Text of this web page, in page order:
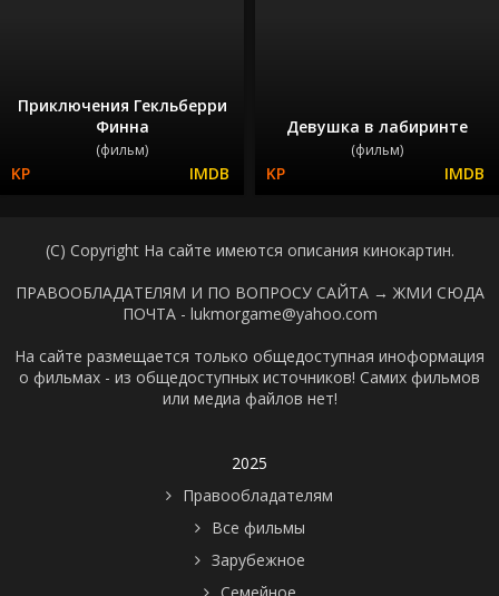
Приключения Гекльберри
Финна
(фильм)
Девушка в лабиринте
(фильм)
(C) Copyright На сайте имеются описания кинокартин.
ПРАВООБЛАДАТЕЛЯМ И ПО ВОПРОСУ САЙТА → ЖМИ СЮДА
ПОЧТА - lukmorgame@yahoo.com
На сайте размещается только общедоступная иноформация
о фильмах - из общедоступных источников! Самих фильмов
или медиа файлов нет!
2025
Правообладателям
Все фильмы
Зарубежное